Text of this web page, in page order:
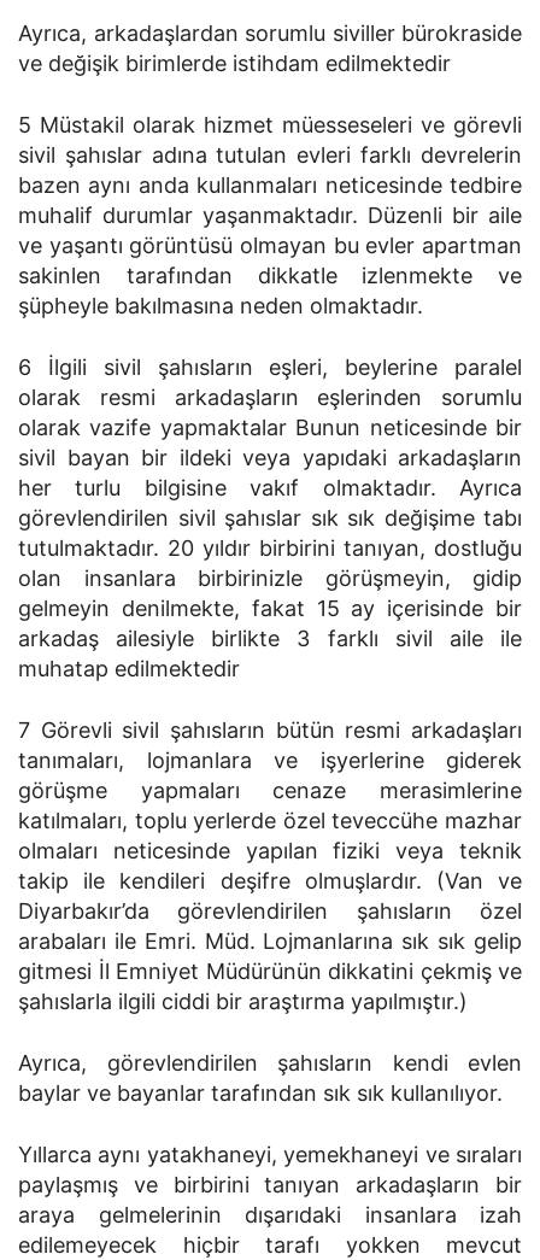
Ayrıca, arkadaşlardan sorumlu siviller bürokraside
ve değişik birimlerde istihdam edilmektedir
5 Müstakil olarak hizmet müesseseleri ve görevli
sivil şahıslar adına tutulan evleri farklı devrelerin
bazen aynı anda kullanmaları neticesinde tedbire
muhalif durumlar yaşanmaktadır. Düzenli bir aile
ve yaşantı görüntüsü olmayan bu evler apartman
sakinlen tarafından dikkatle izlenmekte ve
şüpheyle bakılmasına neden olmaktadır.
6 İlgili sivil şahısların eşleri, beylerine paralel
olarak resmi arkadaşların eşlerinden sorumlu
olarak vazife yapmaktalar Bunun neticesinde bir
sivil bayan bir ildeki veya yapıdaki arkadaşların
her turlu bilgisine vakıf olmaktadır. Ayrıca
görevlendirilen sivil şahıslar sık sık değişime tabı
tutulmaktadır. 20 yıldır birbirini tanıyan, dostluğu
olan insanlara birbirinizle görüşmeyin, gidip
gelmeyin denilmekte, fakat 15 ay içerisinde bir
arkadaş ailesiyle birlikte 3 farklı sivil aile ile
muhatap edilmektedir
7 Görevli sivil şahısların bütün resmi arkadaşları
tanımaları, lojmanlara ve işyerlerine giderek
görüşme yapmaları cenaze merasimlerine
katılmaları, toplu yerlerde özel teveccühe mazhar
olmaları neticesinde yapılan fiziki veya teknik
takip ile kendileri deşifre olmuşlardır. (Van ve
Diyarbakır’da görevlendirilen şahısların özel
arabaları ile Emri. Müd. Lojmanlarına sık sık gelip
gitmesi İl Emniyet Müdürünün dikkatini çekmiş ve
şahıslarla ilgili ciddi bir araştırma yapılmıştır.)
Ayrıca, görevlendirilen şahısların kendi evlen
baylar ve bayanlar tarafından sık sık kullanılıyor.
Yıllarca aynı yatakhaneyi, yemekhaneyi ve sıraları
paylaşmış ve birbirini tanıyan arkadaşların bir
araya gelmelerinin dışarıdaki insanlara izah
edilemeyecek hiçbir tarafı yokken mevcut